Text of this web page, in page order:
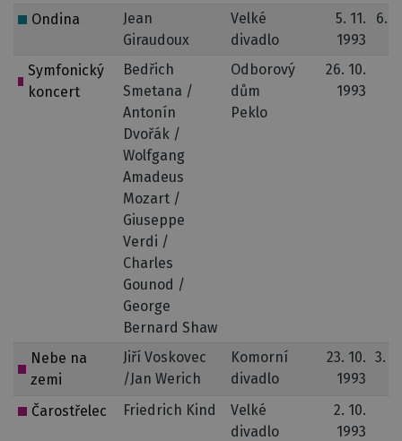
Ondina
Jean
Giraudoux
Velké
divadlo
5. 11.
1993
6.
Symfonický
koncert
Bedřich
Smetana /
Antonín
Dvořák /
Wolfgang
Amadeus
Mozart /
Giuseppe
Verdi /
Charles
Gounod /
George
Bernard Shaw
Odborový
dům
Peklo
26. 10.
1993
Nebe na
zemi
Jiří Voskovec
/Jan Werich
Komorní
divadlo
23. 10.
1993
3.
Čarostřelec Friedrich Kind
Velké
divadlo
2. 10.
1993